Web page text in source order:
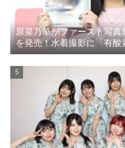
原菜乃華がファースト写真
を発売！水着撮影に「有酸
頑張りました」